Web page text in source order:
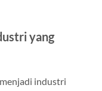
yang
industri